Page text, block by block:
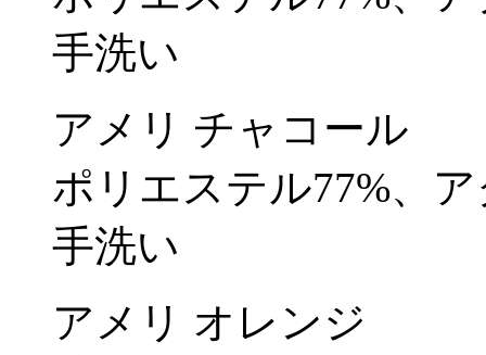
手洗い
アメリ チャコール
ポリエステル77%、
手洗い
アメリ オレンジ